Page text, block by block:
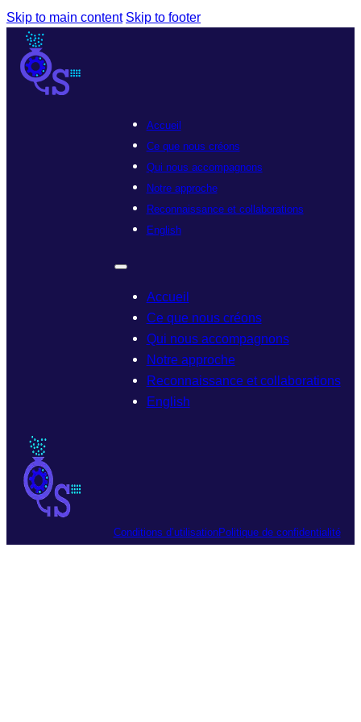
Skip to main content Skip to footer
Accueil
Ce que nous créons
Qui nous accompagnons
Notre approche
Reconnaissance et collaborations
English
Accueil
Ce que nous créons
Qui nous accompagnons
Notre approche
Reconnaissance et collaborations
English
Politique de confidentialité
Conditions d’utilisation